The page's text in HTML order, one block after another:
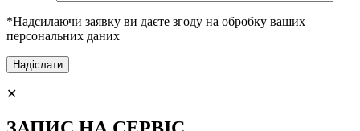
*Надсилаючи заявку ви даєте згоду на обробку ваших
персональних даних
✕